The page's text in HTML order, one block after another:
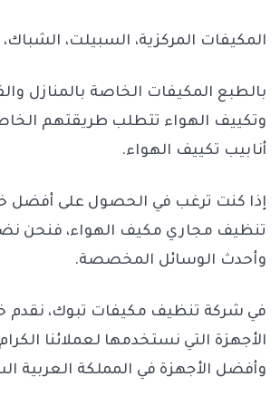
المكيفات المركزية، السبيلت،
بالطبع المكيفات الخاصة بالمنازل
وتكييف الهواء تتطلب طريقتهم
أنابيب تكييف الهواء.
إذا كنت ترغب في الحصول على أفضل
تنظيف مجاري مكيف الهواء، فنحن
وأحدث الوسائل المخصصة.
في شركة تنظيف مكيفات تبوك، نقدم
الأجهزة التي نستخدمها لعملائنا
وأفضل الأجهزة في المملكة العربية